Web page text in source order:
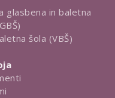
glasbena in baletna
šola (VBŠ)